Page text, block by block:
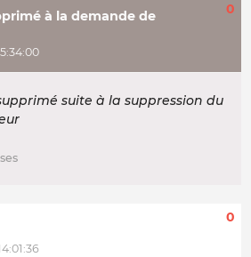
à la demande de
0
suite à la suppression du
0